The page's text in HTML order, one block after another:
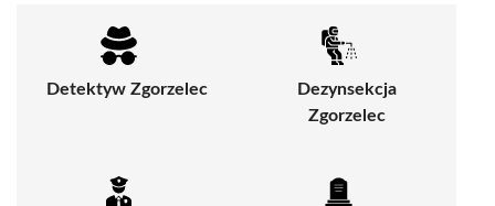
Detektyw Zgorzelec
Dezynsekcja
Zgorzelec